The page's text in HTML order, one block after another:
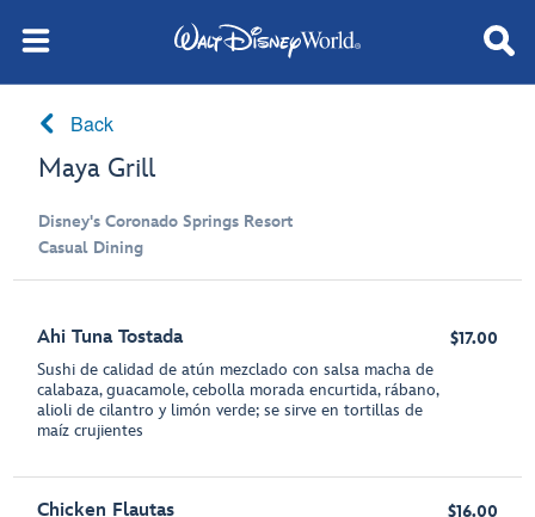
Back
Maya Grill
Disney's Coronado Springs Resort
Casual Dining
Ahi Tuna Tostada
Sushi de calidad de atún mezclado con salsa macha de
calabaza, guacamole, cebolla morada encurtida, rábano,
alioli de cilantro y limón verde; se sirve en tortillas de
maíz crujientes
$17.00
Chicken Flautas $16.00